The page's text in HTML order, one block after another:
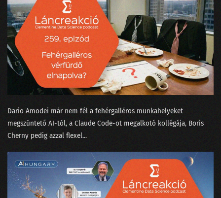
160 - Vesszünk össze a ChatGPT-n!
159 - Nagy megmondások a dataSTREAM 2024 farvizén
158 - Bál volt az Operában, BASIC-ben
157 - Robotkapitányok a rumoshordón ülve
156 - Nem csak Budapestről indulhatnak világcégek
155 - A konzumidiotizmus találkozása az MI-vel
153 - A háromtest probléma a Netflixen
151 - Bukott Tesla és halott Lou Reed
Dario Amodei már nem fél a fehérgalléros munkahelyeket
megszüntető AI-tól⁠, a Claude Code-ot megalkotó kollégája, ⁠Boris
Cherny pedig azzal flexel⁠...